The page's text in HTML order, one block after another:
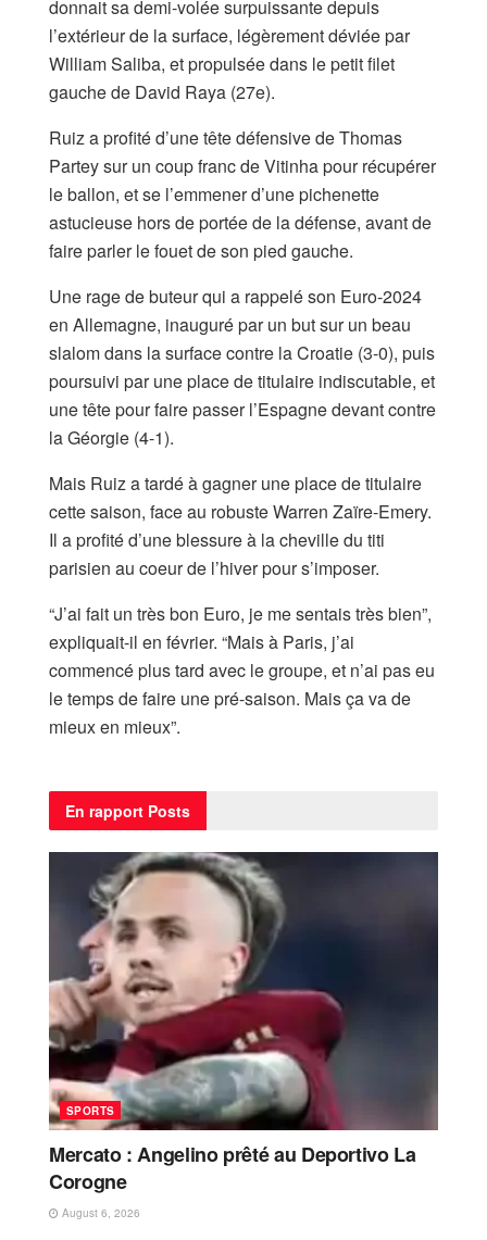
donnait sa demi-volée surpuissante depuis
l’extérieur de la surface, légèrement déviée par
William Saliba, et propulsée dans le petit filet
gauche de David Raya (27e).
Ruiz a profité d’une tête défensive de Thomas
Partey sur un coup franc de Vitinha pour récupérer
le ballon, et se l’emmener d’une pichenette
astucieuse hors de portée de la défense, avant de
faire parler le fouet de son pied gauche.
Une rage de buteur qui a rappelé son Euro-2024
en Allemagne, inauguré par un but sur un beau
slalom dans la surface contre la Croatie (3-0), puis
poursuivi par une place de titulaire indiscutable, et
une tête pour faire passer l’Espagne devant contre
la Géorgie (4-1).
Mais Ruiz a tardé à gagner une place de titulaire
cette saison, face au robuste Warren Zaïre-Emery.
Il a profité d’une blessure à la cheville du titi
parisien au coeur de l’hiver pour s’imposer.
“J’ai fait un très bon Euro, je me sentais très bien”,
expliquait-il en février. “Mais à Paris, j’ai
commencé plus tard avec le groupe, et n’ai pas eu
le temps de faire une pré-saison. Mais ça va de
mieux en mieux”.
En rapport Posts
SPORTS
Mercato : Angelino prêté au Deportivo La
Corogne
August 6, 2026